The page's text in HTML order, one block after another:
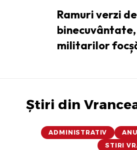
Ramuri verzi
militarilor
Știri din
ADMINISTRATIV
STIRI